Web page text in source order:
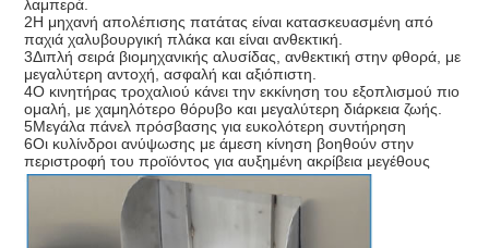
λαμπερά.
2Η μηχανή απολέπισης πατάτας είναι κατασκευασμένη από
παχιά χαλυβουργική πλάκα και είναι ανθεκτική.
3Διπλή σειρά βιομηχανικής αλυσίδας, ανθεκτική στην φθορά, με
μεγαλύτερη αντοχή, ασφαλή και αξιόπιστη.
4Ο κινητήρας τροχαλιού κάνει την εκκίνηση του εξοπλισμού πιο
ομαλή, με χαμηλότερο θόρυβο και μεγαλύτερη διάρκεια ζωής.
5Μεγάλα πάνελ πρόσβασης για ευκολότερη συντήρηση
6Οι κυλίνδροι ανύψωσης με άμεση κίνηση βοηθούν στην
περιστροφή του προϊόντος για αυξημένη ακρίβεια μεγέθους